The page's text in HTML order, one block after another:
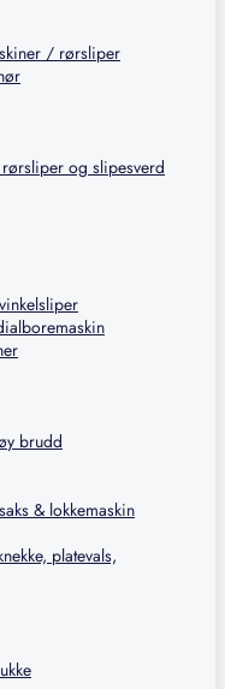
/ rørsliper
og slipesverd
brudd
& lokkemaskin
platevals,